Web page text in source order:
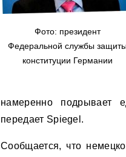
Фото: президент
Федеральной службы
конституции Германии
намеренно подрывает
передает Spiegel.
Сообщается, что